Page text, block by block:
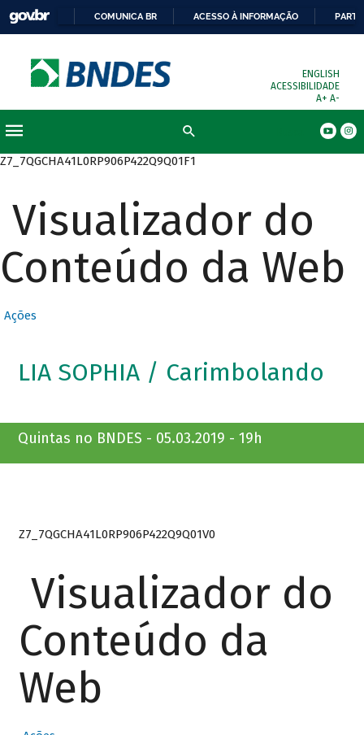
COMUNICA BR ACESSO À INFORMAÇÃO
ENGLISH
ACESSIBILIDADE
A+ A-
Z7_7QGCHA41L0RP906P422Q9Q01F1
Visualizador do
Conteúdo da Web
Ações
LIA SOPHIA / Carimbolando
Quintas no BNDES - 05.03.2019 - 19h
Z7_7QGCHA41L0RP906P422Q9Q01V0
Visualizador do
Conteúdo da
Web